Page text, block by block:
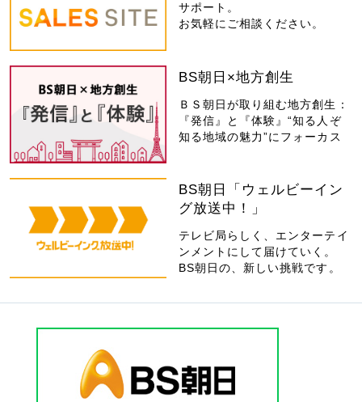
サポート。
お気軽にご相談ください。
BS朝日×地方創生
ＢＳ朝日が取り組む地方創生：
『発信』と『体験』“知る人ぞ
知る地域の魅力”にフォーカス
BS朝日「ウェルビーイン
グ放送中！」
テレビ局らしく、エンターテイ
ンメントにして届けていく。
BS朝日の、新しい挑戦です。